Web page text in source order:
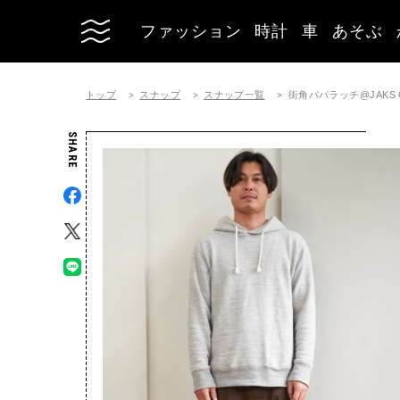
ファッション 時計 車 あそぶ
トップ スナップ スナップ一覧 街角パパラッチ@JAKS
SHARE